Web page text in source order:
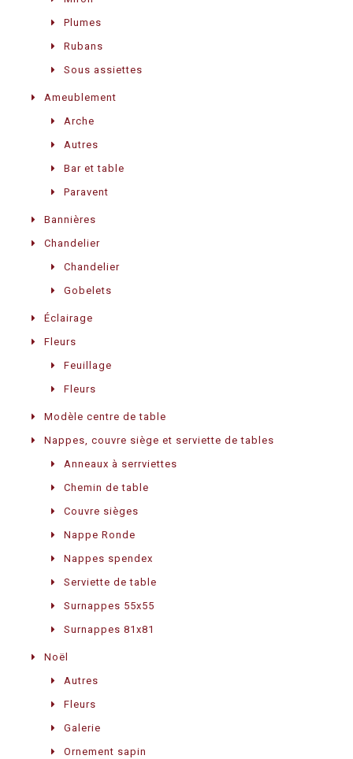
Plumes
Rubans
Sous assiettes
Ameublement
Arche
Autres
Bar et table
Paravent
Bannières
Chandelier
Chandelier
Gobelets
Éclairage
Fleurs
Feuillage
Fleurs
Modèle centre de table
Nappes, couvre siège et serviette de tables
Anneaux à serrviettes
Chemin de table
Couvre sièges
Nappe Ronde
Nappes spendex
Serviette de table
Surnappes 55x55
Surnappes 81x81
Noël
Autres
Fleurs
Galerie
Ornement sapin